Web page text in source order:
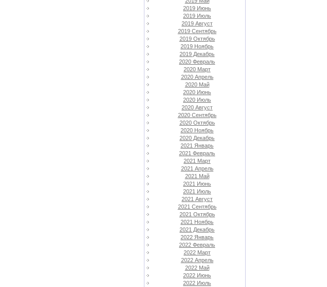
2019 Июнь
2019 Июль
2019 Август
2019 Сентябрь
2019 Октябрь
2019 Ноябрь
2019 Декабрь
2020 Февраль
2020 Март
2020 Апрель
2020 Май
2020 Июнь
2020 Июль
2020 Август
2020 Сентябрь
2020 Октябрь
2020 Ноябрь
2020 Декабрь
2021 Январь
2021 Февраль
2021 Март
2021 Апрель
2021 Май
2021 Июнь
2021 Июль
2021 Август
2021 Сентябрь
2021 Октябрь
2021 Ноябрь
2021 Декабрь
2022 Январь
2022 Февраль
2022 Март
2022 Апрель
2022 Май
2022 Июнь
2022 Июль